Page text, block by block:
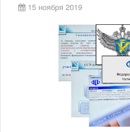
15 ноября 2019